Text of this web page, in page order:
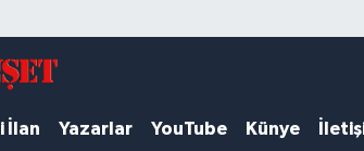
İlan Yazarlar YouTube Künye